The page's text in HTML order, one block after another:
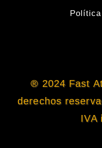
® 2024 Fast
derechos
IVA